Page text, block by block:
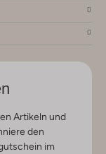
Artikeln und
den
im